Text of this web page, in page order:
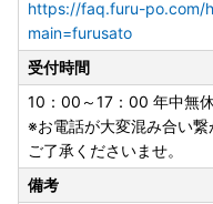
（ご希望にそえない場
◆アイリスオーヤマ製品
※「組み立て不要」の記
なっております。（工
※メーカー保証は、アイ
（詳細はアイリスオー
問合せ」で検索ください
https://faq.furu-po.com/
main=furusato
受付時間
10：00～17：00 年中無
※お電話が大変混み合い繋
ご了承くださいませ。
備考